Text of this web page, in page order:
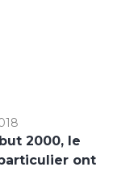
2000, le
ont